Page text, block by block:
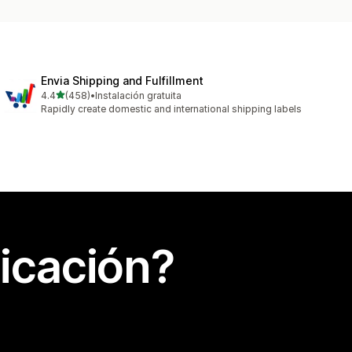
Envia Shipping and Fulfillment
4.4de 5 estrellas
(458)
458 reseñas en total
•Instalación gratuita
Rapidly create domestic and international shipping labels